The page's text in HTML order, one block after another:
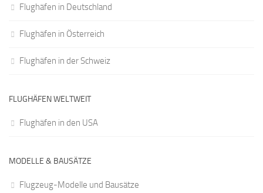
Flughäfen in Deutschland
Flughäfen in Österreich
Flughäfen in der Schweiz
FLUGHÄFEN WELTWEIT
Flughäfen in den USA
MODELLE & BAUSÄTZE
Flugzeug-Modelle und Bausätze